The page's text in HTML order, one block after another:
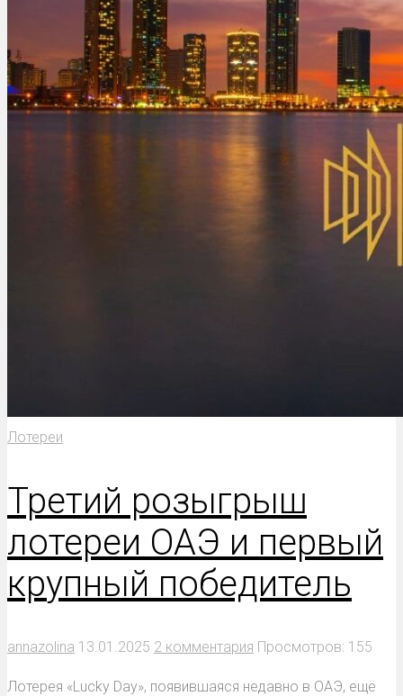
Лотереи
Третий розыгрыш
лотереи ОАЭ и первый
крупный победитель
annazolina 13.01.2025 2 комментария Просмотров: 155
Лотерея «Lucky Day», появившаяся недавно в ОАЭ, ещё